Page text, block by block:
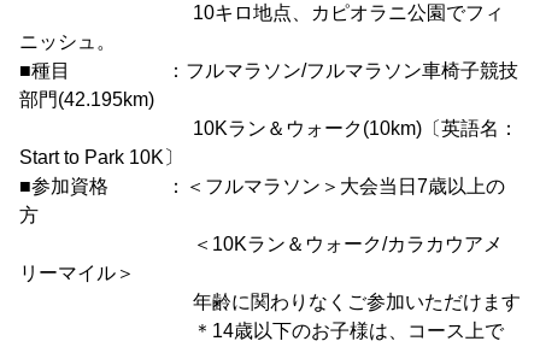
10キロ地点、カピオラニ公園でフィ
ニッシュ。
■種目 ：フルマラソン/フルマラソン車椅子競技
部門(42.195km)
10Kラン＆ウォーク(10km)〔英語名：
Start to Park 10K〕
■参加資格 ：＜フルマラソン＞大会当日7歳以上の
方
＜10Kラン＆ウォーク/カラカウアメ
リーマイル＞
年齢に関わりなくご参加いただけます
＊14歳以下のお子様は、コース上で